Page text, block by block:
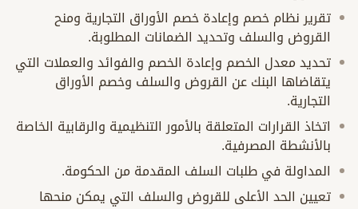
تقرير نظام خصم وإعادة خصم الأوراق التجارية ومنح
القروض والسلف وتحديد الضمانات المطلوبة.
تحديد معدل الخصم وإعادة الخصم والفوائد والعملات التي
يتقاضاها البنك عن القروض والسلف وخصم الأوراق
التجارية.
اتخاذ القرارات المتعلقة بالأمور التنظيمية والرقابية الخاصة
بالأنشطة المصرفية.
المداولة في طلبات السلف المقدمة من الحكومة.
تعيين الحد الأعلى للقروض والسلف التي يمكن منحها